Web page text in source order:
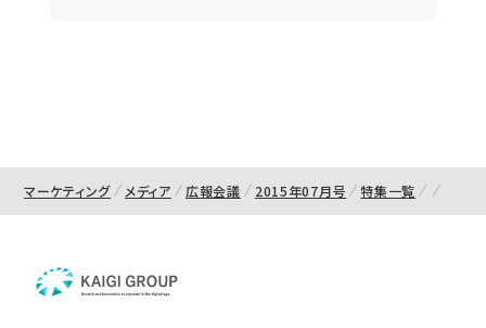
マーケティング メディア 広報会議 2015年07月号 特集一覧